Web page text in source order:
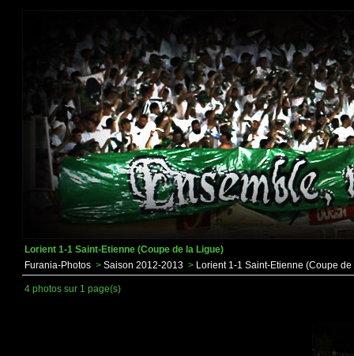
Lorient 1-1 Saint-Etienne (Coupe de la Ligue)
Furania-Photos > Saison 2012-2013 > Lorient 1-1 Saint-Etienne (Coupe
4 photos sur 1 page(s)